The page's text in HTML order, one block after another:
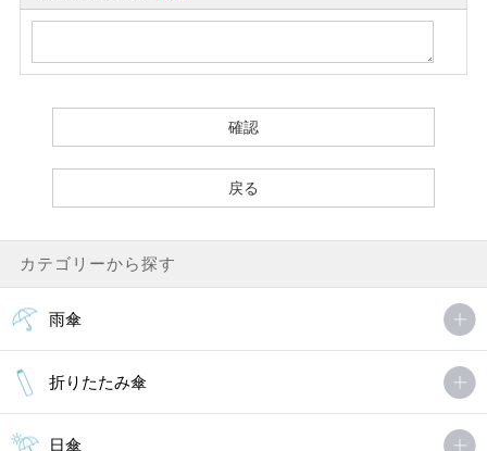
カテゴリーから探す
雨傘
折りたたみ傘
日傘